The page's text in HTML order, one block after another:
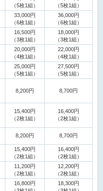
（5枚1組）
（5枚1組）
33,000円
（6枚1組）
36,000円
（6枚1組）
16,500円
（3枚1組）
18,000円
（3枚1組）
20,000円
（4枚1組）
22,000円
（4枚1組）
25,000円
（5枚1組）
27,500円
（5枚1組）
8,200円 8,700円
15,400円
（2枚1組）
16,400円
（2枚1組）
8,200円 8,700円
15,400円
（2枚1組）
16,400円
（2枚1組）
11,200円
（2枚1組）
12,200円
（2枚1組）
16,800円
18,300円